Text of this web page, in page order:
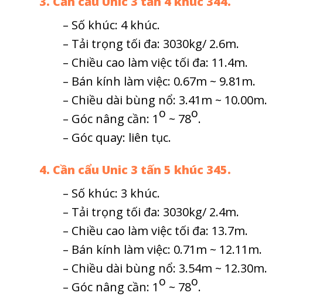
– Số khúc: 4 khúc.
– Tải trọng tối đa: 3030kg/ 2.6m.
– Chiều cao làm việc tối đa: 11.4m.
– Bán kính làm việc: 0.67m ~ 9.81m.
– Chiều dài bùng nổ: 3.41m ~ 10.00m.
– Góc nâng cần: 1o ~ 78o.
– Góc quay: liên tục.
4. Cần cẩu Unic 3 tấn 5 khúc 345.
– Số khúc: 3 khúc.
– Tải trọng tối đa: 3030kg/ 2.4m.
– Chiều cao làm việc tối đa: 13.7m.
– Bán kính làm việc: 0.71m ~ 12.11m.
– Chiều dài bùng nổ: 3.54m ~ 12.30m.
– Góc nâng cần: 1o ~ 78o.